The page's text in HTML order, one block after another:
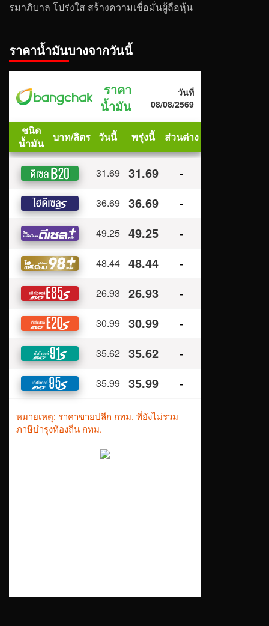
รมาภิบาล โปร่งใส สร้างความเชื่อมั่นผู้ถือหุ้น
ราคาน้ำมันบางจากวันนี้